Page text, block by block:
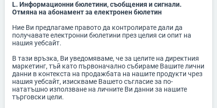
L. Информационни бюлетини, съобщения и сигнали.
Отмяна на абонамент за електронен бюлетин
Ние Ви предлагаме правото да контролирате дали да
получавате електронни бюлетини през целия си опит на
нашия уебсайт.
В тази връзка, Ви уведомяваме, че за целите на директния
маркетинг, тъй като първоначално събираме Вашите лични
данни в контекста на продажбата на нашите продукти чрез
нашия уебсайт, изискваме Вашето съгласие за по-
нататъшно използване на личните Ви данни за нашите
търговски цели.